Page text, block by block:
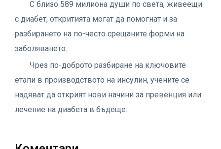
С близо 589 милиона души по света, живеещи
с диабет, откритията могат да помогнат и за
разбирането на по-често срещаните форми на
заболяването.
Чрез по-доброто разбиране на ключовите
етапи в производството на инсулин, учените се
надяват да открият нови начини за превенция или
лечение на диабета в бъдеще.